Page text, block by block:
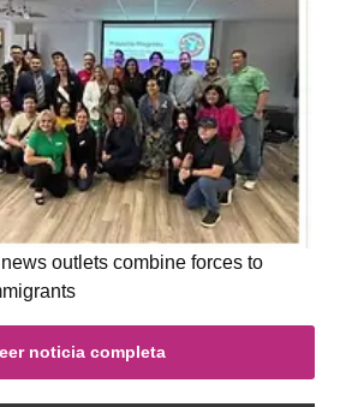
outlets combine forces to
noticia completa